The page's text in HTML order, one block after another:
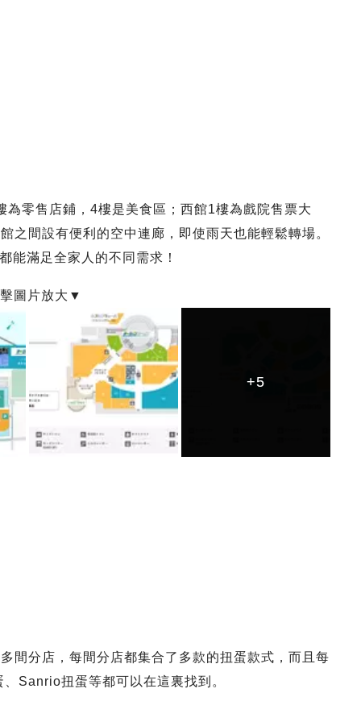
零售店鋪，4樓是美食區；西館1樓為戲院售票大
之間設有便利的空中連廊，即使雨天也能輕鬆轉場。
能滿足全家人的不同需求！
+5
+5
+5
間分店，每間分店都集合了多款的扭蛋款式，而且每
Sanrio扭蛋等都可以在這裏找到。